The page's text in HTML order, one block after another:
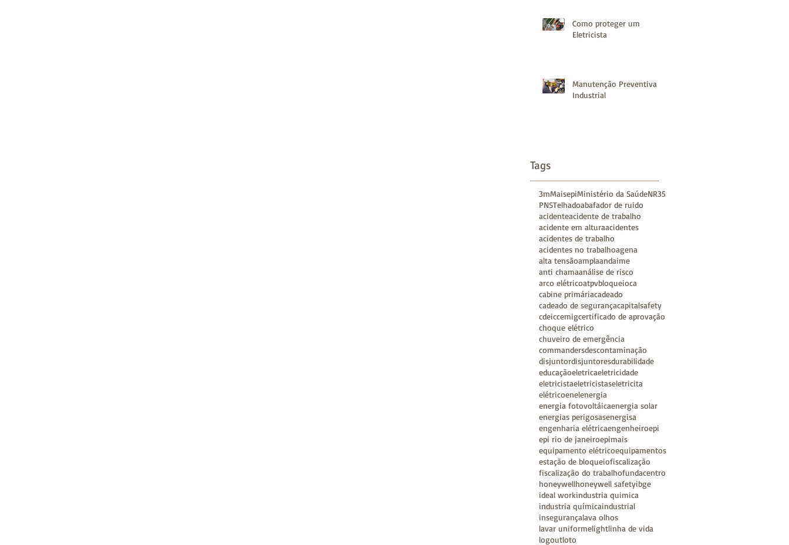
Como proteger um
Eletricista
Manutenção Preventiva
Industrial
Tags
3mMaisepiMinistério da SaúdeNR35
PNSTelhadoabafador de ruido
acidenteacidente de trabalho
acidente em alturaacidentes
acidentes de trabalho
acidentes no trabalhoagena
alta tensãoamplaandaime
anti chamaanálise de risco
arco elétricoatpvbloqueioca
cabine primáriacadeado
cadeado de segurançacapitalsafety
cdeiccemigcertificado de aprovação
choque elétrico
chuveiro de emergência
commandersdescontaminação
disjuntordisjuntoresdurabilidade
educaçãoeletricaeletricidade
eletricistaeletricistaseletricita
elétricoenelenergia
energia fotovoltáicaenergia solar
energias perigosasenergisa
engenharia elétricaengenheiroepi
epi rio de janeiroepimais
equipamento elétricoequipamentos
estação de bloqueiofiscalização
fiscalização do trabalhofundacentro
honeywellhoneywell safetyibge
ideal workindustria quimica
industria químicaindustrial
insegurançalava olhos
lavar uniformelightlinha de vida
logoutloto